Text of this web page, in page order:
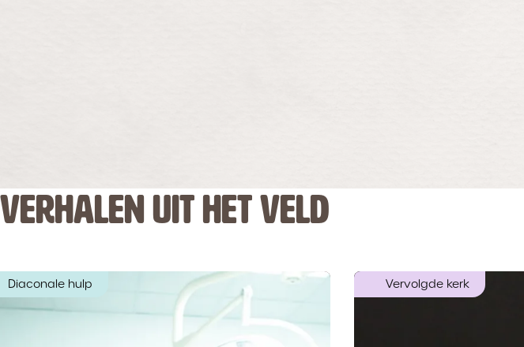
VERHALEN UIT HET VELD
Diaconale hulp Vervolgde kerk